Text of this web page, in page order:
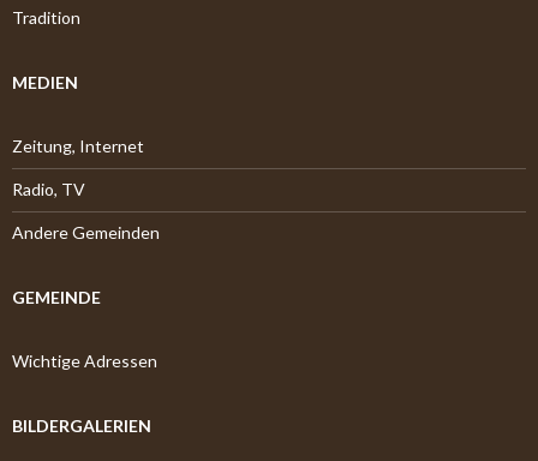
Tradition
MEDIEN
Zeitung, Internet
Radio, TV
Andere Gemeinden
GEMEINDE
Wichtige Adressen
BILDERGALERIEN